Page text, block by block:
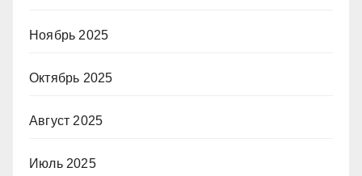
Ноябрь 2025
Октябрь 2025
Август 2025
Июль 2025